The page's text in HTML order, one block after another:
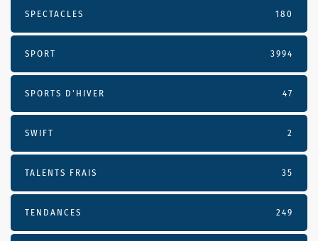
SPECTACLES 180
SPORT 3994
SPORTS D'HIVER 47
SWIFT 2
TALENTS FRAIS 35
TENDANCES 249